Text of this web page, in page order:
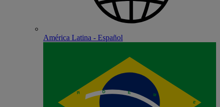
América Latina - Español